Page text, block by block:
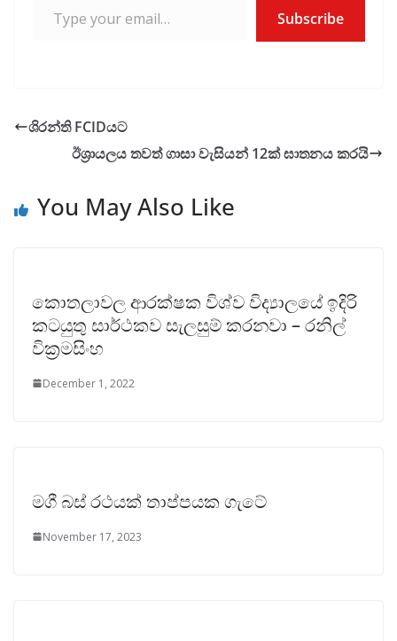
Subscribe
ශිරන්ති FCIDයට
ඊශ්‍රායලය තවත් ගාසා වැසියන් 12ක් ඝාතනය කරයි
You May Also Like
කොතලාවල ආරක්ෂක විශ්ව විද්‍යාලයේ ඉදිරි
කටයුතු සාර්ථකව සැලසුම් කරනවා – රනිල්
වික්‍රමසිංහ
December 1, 2022
මගී බස් රථයක් තාප්පයක ගැටේ
November 17, 2023